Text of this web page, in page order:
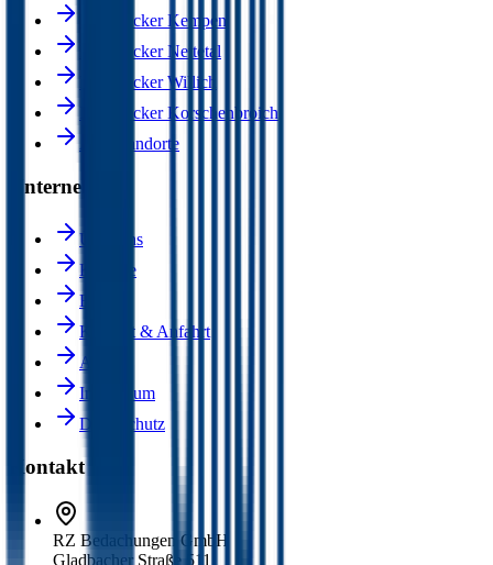
Dachdecker Kempen
Dachdecker Nettetal
Dachdecker Willich
Dachdecker Korschenbroich
Alle Standorte
Unternehmen
Über uns
Karriere
Blog
Kontakt & Anfahrt
AGB
Impressum
Datenschutz
Kontakt
RZ Bedachungen GmbH
Gladbacher Straße 511